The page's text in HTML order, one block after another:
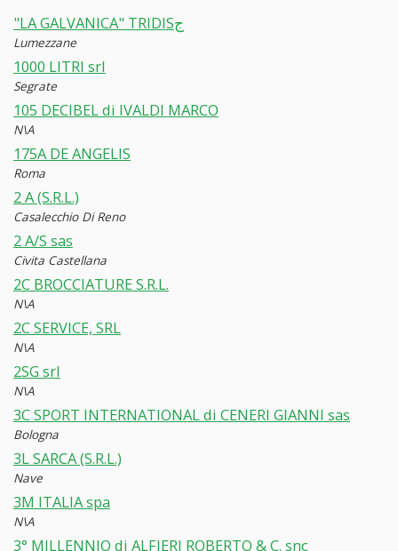
"LA GALVANICA" TRIDISج
Lumezzane
1000 LITRI srl
Segrate
105 DECIBEL di IVALDI MARCO
N\A
175A DE ANGELIS
Roma
2 A (S.R.L.)
Casalecchio Di Reno
2 A/S sas
Civita Castellana
2C BROCCIATURE S.R.L.
N\A
2C SERVICE, SRL
N\A
2SG srl
N\A
3C SPORT INTERNATIONAL di CENERI GIANNI sas
Bologna
3L SARCA (S.R.L.)
Nave
3M ITALIA spa
N\A
3° MILLENNIO di ALFIERI ROBERTO & C. snc